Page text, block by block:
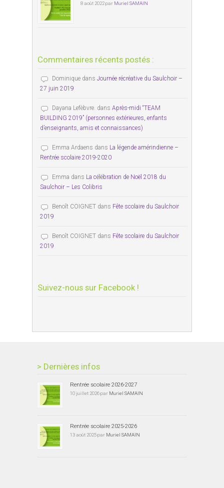
8 août 2022 par Muriel SAMAIN
Commentaires récents postés :
Dominique dans Journée récréative du Saulchoir –
27 juin 2019
Dayana Lefèbvre. dans Après-midi “TEAM
BUILDING 2019” (personnes extérieures, enfants
d’enseignants, amis et connaissances)
Emma Ardaens dans La légende amérindienne –
Rentrée scolaire 2019-2020
Emma dans La célébration de Noël 2018 du
Saulchoir – Les Colibris
Benoît COIGNET dans Fête scolaire du Saulchoir
2019
Benoît COIGNET dans Fête scolaire du Saulchoir
2019
Suivez-nous sur Facebook !
> Dernières infos
Rentrée scolaire 2026-2027
10 juillet 2026 par Muriel SAMAIN
Rentrée scolaire 2025-2026
13 août 2025 par Muriel SAMAIN